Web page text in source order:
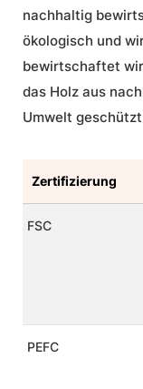
nachhaltig
ökologisch und
bewirtschaftet
das Holz aus
Umwelt
Zertifizierung
FSC
PEFC